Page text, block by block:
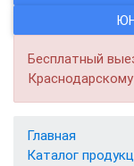
Бесплатный
Главная
Каталог